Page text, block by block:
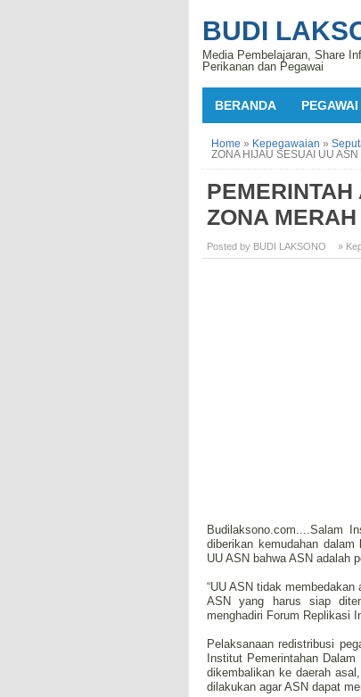
BUDI
Media Pembelajaran, Share
Perikanan dan Pegawai
BERANDA PEGAWAI
Home » Kepegawaian »
ZONA HIJAU SESUAI UU ASN
ZONA
Posted by BUDI LAKSONO »
Budilaksono.com....Salam
diberikan kemudahan
UU ASN bahwa ASN adalah
“UU ASN tidak
ASN yang harus siap
menghadiri Forum Replikasi
Pelaksanaan redistribusi
Institut Pemerintahan
dikembalikan ke daerah
dilakukan agar ASN dapat